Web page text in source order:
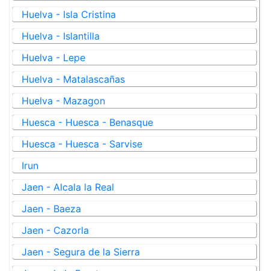
Huelva - Isla Cristina
Huelva - Islantilla
Huelva - Lepe
Huelva - Matalascañas
Huelva - Mazagon
Huesca - Huesca - Benasque
Huesca - Huesca - Sarvise
Irun
Jaen - Alcala la Real
Jaen - Baeza
Jaen - Cazorla
Jaen - Segura de la Sierra